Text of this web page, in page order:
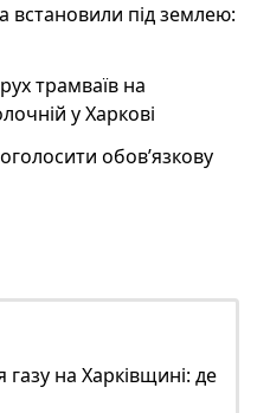
встановили під землею:
трамваїв на
у Харкові
обов’язкову
на Харківщині: де